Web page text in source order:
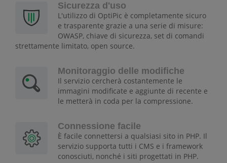
Sicurezza d'uso
L'utilizzo di OptiPic è completamente sicuro
e trasparente grazie a una serie di misure:
OWASP, chiave di sicurezza, set di comandi
strettamente limitato, open source.
Monitoraggio delle modifiche
Il servizio cercherà costantemente le
immagini modificate e aggiunte di recente e
le metterà in coda per la compressione.
Connessione facile
È facile connettersi a qualsiasi sito in PHP. Il
servizio supporta tutti i CMS e i framework
conosciuti, nonché i siti progettati in PHP.